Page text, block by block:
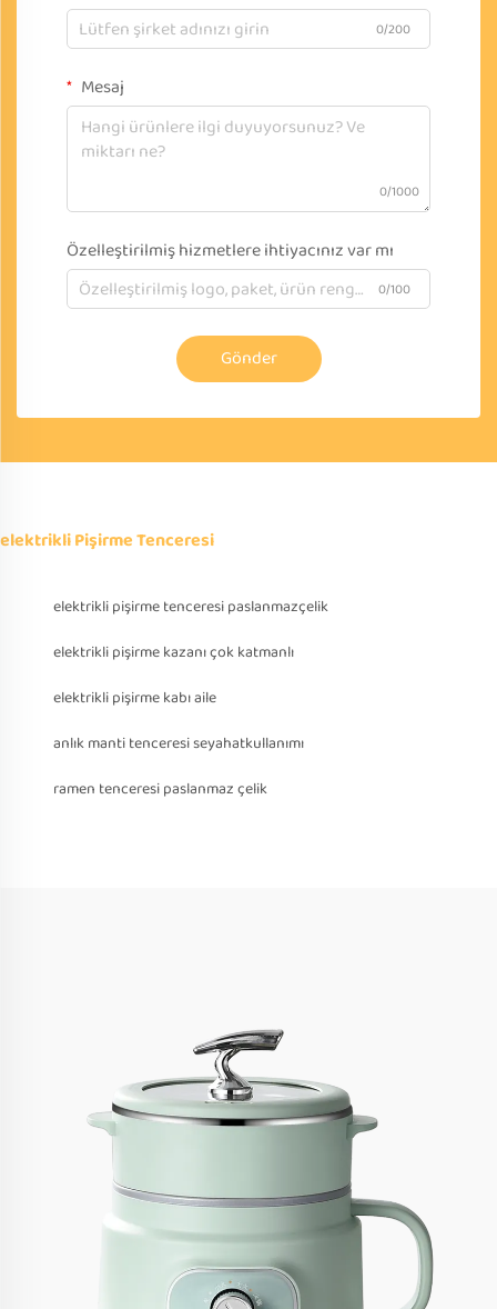
0/200
Mesaj
0/1000
Özelleştirilmiş hizmetlere ihtiyacınız var mı
0/100
Gönder
elektrikli Pişirme Tenceresi
elektrikli pişirme tenceresi paslanmazçelik
elektrikli pişirme kazanı çok katmanlı
elektrikli pişirme kabı aile
anlık manti tenceresi seyahatkullanımı
ramen tenceresi paslanmaz çelik